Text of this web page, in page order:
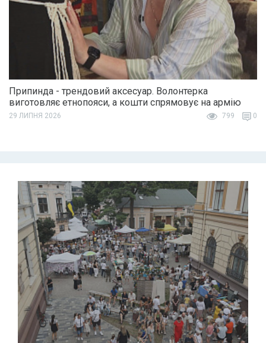
Припинда - трендовий аксесуар. Волонтерка
виготовляє етнопояси, а кошти спрямовує на армію
29 ЛИПНЯ 2026 799 0